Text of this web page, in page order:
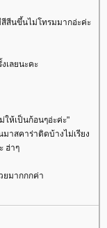
สีนขึ้นไม่โทรมมากอ่ะค่ะ
เลยนะคะ
ห้เป็นก้อนๆอ่ะค่ะ"
าสคาร่าติดบ้างไม่เรียง
ฮ่าๆ
ยมากกกค่า